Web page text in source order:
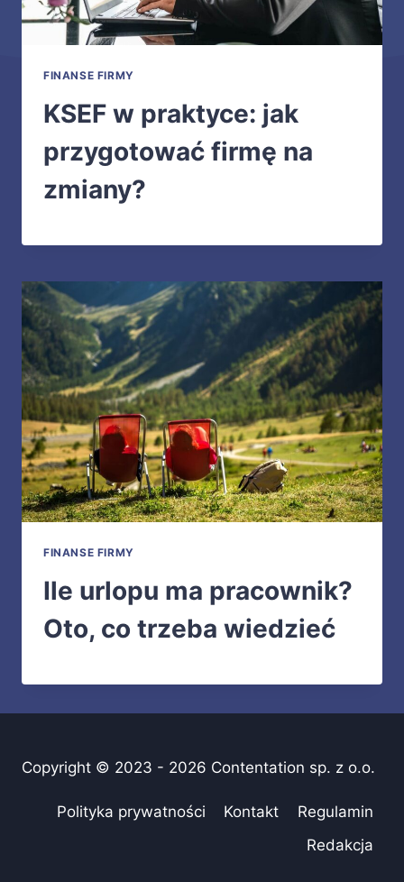
FINANSE FIRMY
KSEF w praktyce: jak
przygotować firmę na
zmiany?
FINANSE FIRMY
Ile urlopu ma pracownik?
Oto, co trzeba wiedzieć
Copyright © 2023 - 2026 Contentation sp. z o.o.
Polityka prywatności Kontakt
Regulamin
Redakcja